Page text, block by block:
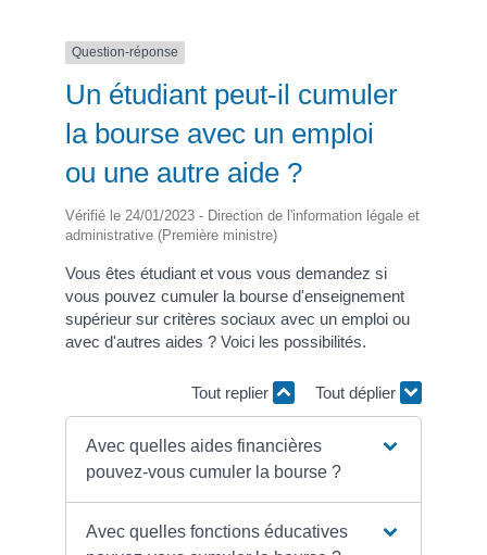
Question-réponse
Un étudiant peut-il cumuler
la bourse avec un emploi
ou une autre aide ?
Vérifié le 24/01/2023 - Direction de l'information légale et
administrative (Première ministre)
Vous êtes étudiant et vous vous demandez si
vous pouvez cumuler la bourse d'enseignement
supérieur sur critères sociaux avec un emploi ou
avec d'autres aides ? Voici les possibilités.
Tout replier Tout déplier
Avec quelles aides financières
pouvez-vous cumuler la bourse ?
Avec quelles fonctions éducatives